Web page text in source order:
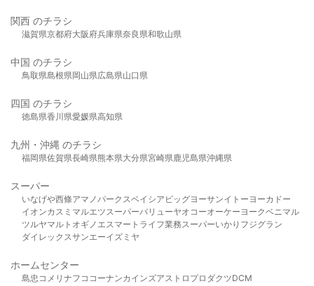
関西 のチラシ
滋賀県京都府大阪府兵庫県奈良県和歌山県
中国 のチラシ
鳥取県島根県岡山県広島県山口県
四国 のチラシ
徳島県香川県愛媛県高知県
九州・沖縄 のチラシ
福岡県佐賀県長崎県熊本県大分県宮崎県鹿児島県沖縄県
スーパー
いなげや西條アマノパークスベイシア ビッグヨーサンイトーヨーカドー
イオンカスミ マルエツスーパーバリューヤオコーオーケー ヨークベニマル
ツルヤマルト オギノ エスマート ライフ業務スーパーいかり フジグラン
ダイレックスサンエーイズミヤ
ホームセンター
島忠 コメリ ナフコ コーナンカインズアストロプロダクツDCM